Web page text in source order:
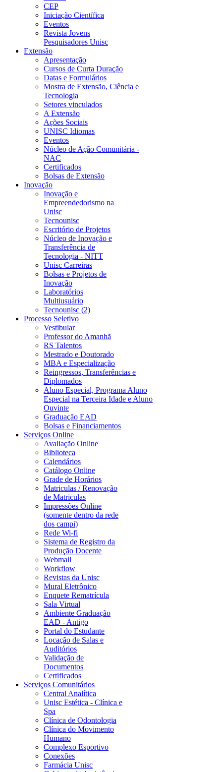
CEP
Iniciação Científica
Eventos
Revista Jovens
Pesquisadores Unisc
Extensão
Apresentação
Cursos de Curta Duração
Datas e Formulários
Mostra de Extensão, Ciência e
Tecnologia
Setores vinculados
A Extensão
Ações Sociais
UNISC Idiomas
Eventos
Núcleo de Ação Comunitária -
NAC
Certificados
Bolsas de Extensão
Inovação
Inovação e
Empreendedorismo na
Unisc
Tecnounisc
Escritório de Projetos
Núcleo de Inovação e
Transferência de
Tecnologia - NITT
Unisc Carreiras
Bolsas e Projetos de
Inovação
Laboratórios
Multiusuário
Tecnounisc (2)
Processo Seletivo
Vestibular
Professor do Amanhã
RS Talentos
Mestrado e Doutorado
MBA e Especialização
Reingressos, Transferências e
Diplomados
Aluno Especial, Programa Aluno
Especial na Terceira Idade e Aluno
Ouvinte
Graduação EAD
Bolsas e Financiamentos
Serviços Online
Avaliação Online
Biblioteca
Calendários
Catálogo Online
Grade de Horários
Matriculas / Renovação
de Matriculas
Impressões Online
(somente dentro da rede
dos campi)
Rede Wi-fi
Sistema de Registro da
Produção Docente
Webmail
Workflow
Revistas da Unisc
Mural Eletrônico
Enquete Rematrícula
Sala Virtual
Ambiente Graduação
EAD - Antigo
Portal do Estudante
Locação de Salas e
Auditórios
Validação de
Documentos
Certificados
Serviços Comunitários
Central Analítica
Unisc Estética - Clínica e
Spa
Clínica de Odontologia
Clínica do Movimento
Humano
Complexo Esportivo
Conexões
Farmácia Unisc